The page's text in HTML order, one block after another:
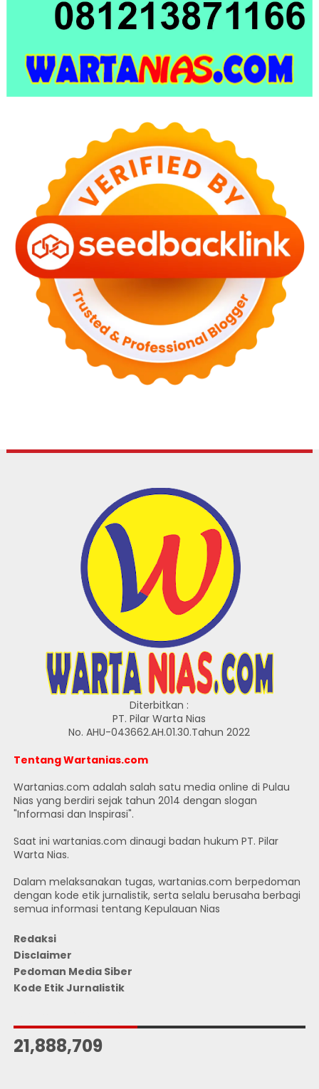
Diterbitkan :
PT. Pilar Warta Nias
No. AHU-043662.AH.01.30.Tahun 2022
Tentang Wartanias.com
Wartanias.com adalah salah satu media online di Pulau
Nias yang berdiri sejak tahun 2014 dengan slogan
"Informasi dan Inspirasi".
Saat ini wartanias.com dinaugi badan hukum PT. Pilar
Warta Nias.
Dalam melaksanakan tugas, wartanias.com berpedoman
dengan kode etik jurnalistik, serta selalu berusaha berbagi
semua informasi tentang Kepulauan Nias
Redaksi
Disclaimer
Pedoman Media Siber
Kode Etik Jurnalistik
21,888,709